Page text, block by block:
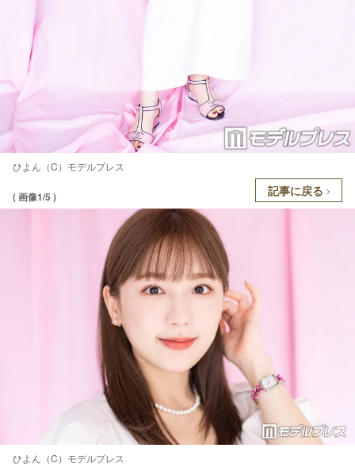
ひよん（C）モデルプレス
( 画像1/5 ) 記事に戻る
ひよん（C）モデルプレス